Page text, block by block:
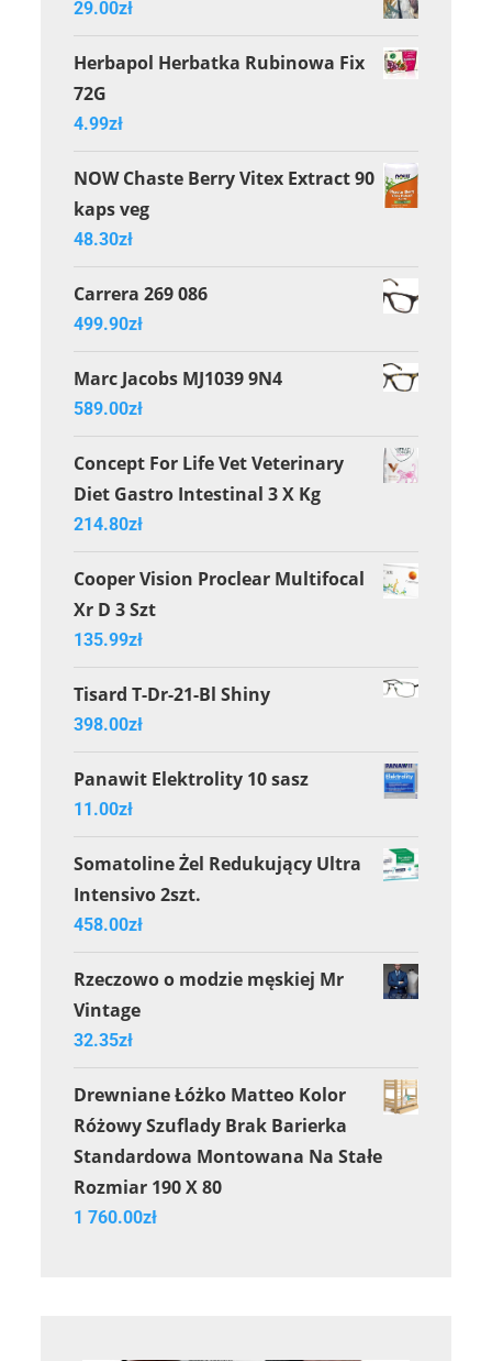
29.00zł
Herbapol Herbatka Rubinowa Fix
72G
4.99zł
NOW Chaste Berry Vitex Extract 90
kaps veg
48.30zł
Carrera 269 086
499.90zł
Marc Jacobs MJ1039 9N4
589.00zł
Concept For Life Vet Veterinary
Diet Gastro Intestinal 3 X Kg
214.80zł
Cooper Vision Proclear Multifocal
Xr D 3 Szt
135.99zł
Tisard T-Dr-21-Bl Shiny
398.00zł
Panawit Elektrolity 10 sasz
11.00zł
Somatoline Żel Redukujący Ultra
Intensivo 2szt.
458.00zł
Rzeczowo o modzie męskiej Mr
Vintage
32.35zł
Drewniane Łóżko Matteo Kolor
Różowy Szuflady Brak Barierka
Standardowa Montowana Na Stałe
Rozmiar 190 X 80
1 760.00zł